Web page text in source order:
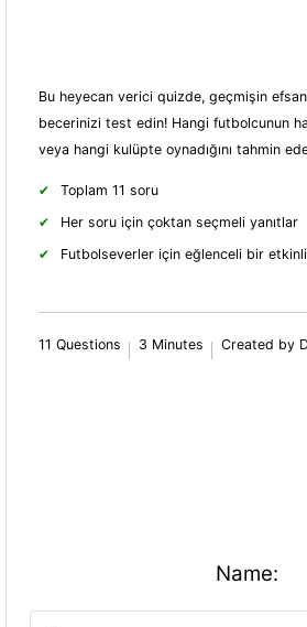
Bu heyecan verici quizde, geçmişin
becerinizi test edin! Hangi futbolcunun
veya hangi kulüpte oynadığını tahmin
Toplam 11 soru
Her soru için çoktan seçmeli yanıtlar
Futbolseverler için eğlenceli bir
11 Questions 3 Minutes Created by
Name: